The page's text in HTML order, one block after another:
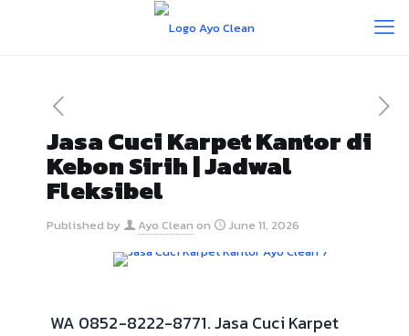
Jasa Cuci Karpet Kantor di
Kebon Sirih | Jadwal
Fleksibel
Published by Ayo Clean on June 11, 2026
WA 0852-8222-8771. Jasa Cuci Karpet